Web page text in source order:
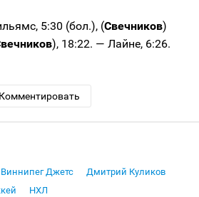
5:30 (бол.), (Свечников)
), 18:22. — Лайне, 6:26.
Комментировать
Виннипег Джетс
Дмитрий Куликов
НХЛ